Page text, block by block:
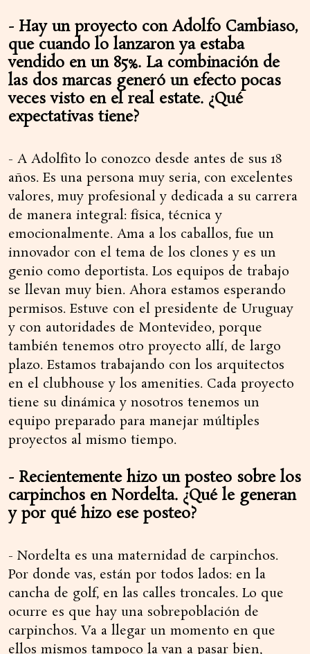
- Hay un proyecto con Adolfo Cambiaso,
que cuando lo lanzaron ya estaba
vendido en un 85%. La combinación de
las dos marcas generó un efecto pocas
veces visto en el real estate. ¿Qué
expectativas tiene?
- A Adolfito lo conozco desde antes de sus 18
años. Es una persona muy seria, con excelentes
valores, muy profesional y dedicada a su carrera
de manera integral: física, técnica y
emocionalmente. Ama a los caballos, fue un
innovador con el tema de los clones y es un
genio como deportista. Los equipos de trabajo
se llevan muy bien. Ahora estamos esperando
permisos. Estuve con el presidente de Uruguay
y con autoridades de Montevideo, porque
también tenemos otro proyecto allí, de largo
plazo. Estamos trabajando con los arquitectos
en el clubhouse y los amenities. Cada proyecto
tiene su dinámica y nosotros tenemos un
equipo preparado para manejar múltiples
proyectos al mismo tiempo.
- Recientemente hizo un posteo sobre los
carpinchos en Nordelta. ¿Qué le generan
y por qué hizo ese posteo?
- Nordelta es una maternidad de carpinchos.
Por donde vas, están por todos lados: en la
cancha de golf, en las calles troncales. Lo que
ocurre es que hay una sobrepoblación de
carpinchos. Va a llegar un momento en que
ellos mismos tampoco la van a pasar bien,